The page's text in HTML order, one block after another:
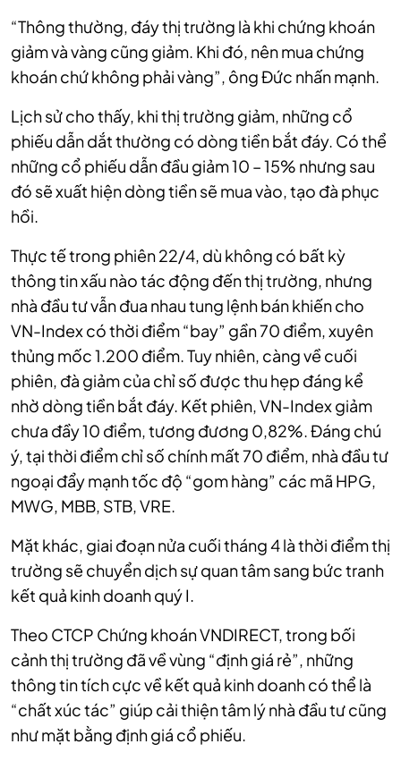
“Thông thường, đáy thị trường là khi chứng khoán
giảm và vàng cũng giảm. Khi đó, nên mua chứng
khoán chứ không phải vàng”, ông Đức nhấn mạnh.
Lịch sử cho thấy, khi thị trường giảm, những cổ
phiếu dẫn dắt thường có dòng tiền bắt đáy. Có thể
những cổ phiếu dẫn đầu giảm 10 – 15% nhưng sau
đó sẽ xuất hiện dòng tiền sẽ mua vào, tạo đà phục
hồi.
Thực tế trong phiên 22/4, dù không có bất kỳ
thông tin xấu nào tác động đến thị trường, nhưng
nhà đầu tư vẫn đua nhau tung lệnh bán khiến cho
VN-Index có thời điểm “bay” gần 70 điểm, xuyên
thủng mốc 1.200 điểm. Tuy nhiên, càng về cuối
phiên, đà giảm của chỉ số được thu hẹp đáng kể
nhờ dòng tiền bắt đáy. Kết phiên, VN-Index giảm
chưa đầy 10 điểm, tương đương 0,82%. Đáng chú
ý, tại thời điểm chỉ số chính mất 70 điểm, nhà đầu tư
ngoại đẩy mạnh tốc độ “gom hàng” các mã HPG,
MWG, MBB, STB, VRE.
Mặt khác, giai đoạn nửa cuối tháng 4 là thời điểm thị
trường sẽ chuyển dịch sự quan tâm sang bức tranh
kết quả kinh doanh quý I.
Theo CTCP Chứng khoán VNDIRECT, trong bối
cảnh thị trường đã về vùng “định giá rẻ”, những
thông tin tích cực về kết quả kinh doanh có thể là
“chất xúc tác” giúp cải thiện tâm lý nhà đầu tư cũng
như mặt bằng định giá cổ phiếu.